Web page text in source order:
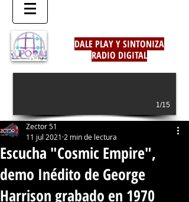
DALE PLAY Y SINTONIZA
RADIO DIGITAL
1/15
Escucha "Cosmic Empire",
demo Inédito de George
Harrison grabado en 1970
Zector 51
11 jul 2021 2 min de lectura